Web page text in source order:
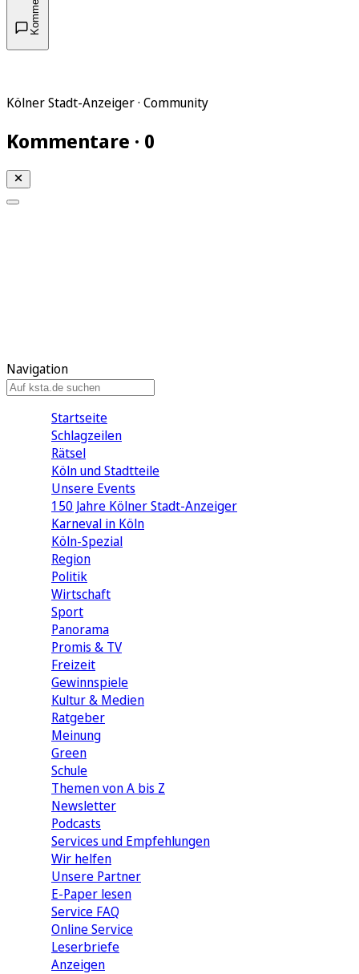
Kölner Stadt-Anzeiger · Community
Kommentare · 0
Navigation
Startseite
Schlagzeilen
Rätsel
Köln und Stadtteile
Unsere Events
150 Jahre Kölner Stadt-Anzeiger
Karneval in Köln
Köln-Spezial
Region
Politik
Wirtschaft
Sport
Panorama
Promis & TV
Freizeit
Gewinnspiele
Kultur & Medien
Ratgeber
Meinung
Green
Schule
Themen von A bis Z
Newsletter
Podcasts
Services und Empfehlungen
Wir helfen
Unsere Partner
E-Paper lesen
Service FAQ
Online Service
Leserbriefe
Anzeigen